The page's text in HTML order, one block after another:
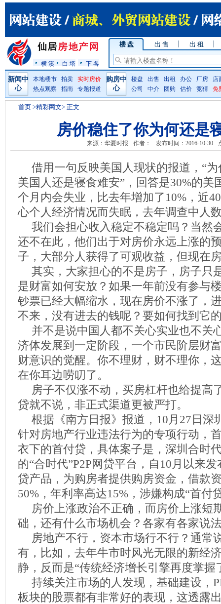
横 溪 白 塔 下 各
楼 盘 出 售 出 租
新闻中
心
本地楼市 拍卖
实时房价
热点观察
指南 专题报道
购房中
心
楼盘 出售 出租 办公 厂房
店
公司
中介 团购 估价 竞猜 免
首页 >精彩网文> 正文
房价稳住了你为何还是
来源：华夏时报 作者： 发布时间：2016-10-30
借用一句反映美国人现状的报道，“
美国人还是寝食难安”，回答是30%的美
个月内会失业，比去年增加了10%，近
心个人经济情况而失眠，去年调查中人
我们会担心收入稳定不稳定吗？当然
还不在此，他们出于对房价永远上涨的
子，大部分人获得了可观收益，但现在
其实，大家担心的不是房子，房子只
是财富如何安放？如果一年前没有参与
钞票已经大幅缩水，现在房价不涨了，
不来，没有进去的钱呢？要如何找到它
并不是说中国人都不关心实业也不关
济体发展到一定阶段，一个市民阶层财
财意识的觉醒。你不理财，财不理你，
在你耳边唠叨了。
房子不仅涨不动，买房杠杆也给提高
贷就不说，非正式渠道更被严打。
根据《南方日报》报道，10月27日深
针对房地产行业违法行为的专项行动，
衣下的首付贷，具体案子是，深圳合时
的“合时代”P2P网贷平台，自10月以来
贷产品，为购房者提供购房资金，借款
50%，年利率高达15%，涉嫌构成“首付
房价上涨政治不正确，而房价上涨短
础，还有什么市场机会？各家有各家说
房地产不行，资本市场行不行？通常
有，比如，去年牛市时风光无限的新经
静，反而是“传统经济增长引擎再度掌握
持续关注市场的人发现，基础建设，
板块的股票都有非常好的表现，这透露